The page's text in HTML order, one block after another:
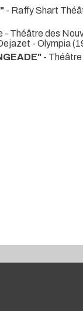
- Raffy Shart
- Théâtre des
- Olympia
-